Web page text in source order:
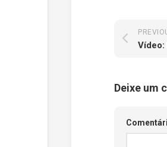
Vídeo:
Deixe um